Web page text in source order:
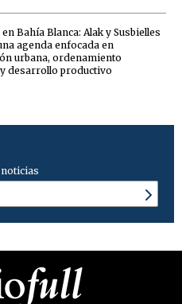
Bahía Blanca: Alak y Susbielles
agenda enfocada en
urbana, ordenamiento
desarrollo productivo